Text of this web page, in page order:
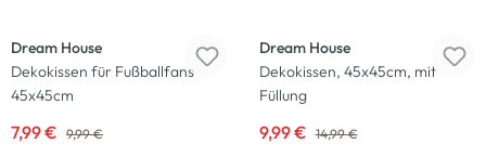
Dream House
Dekokissen für Fußballfans
45x45cm
7,99 € 9,99 €
Dream House
Dekokissen, 45x45cm, mit
Füllung
9,99 € 14,99 €